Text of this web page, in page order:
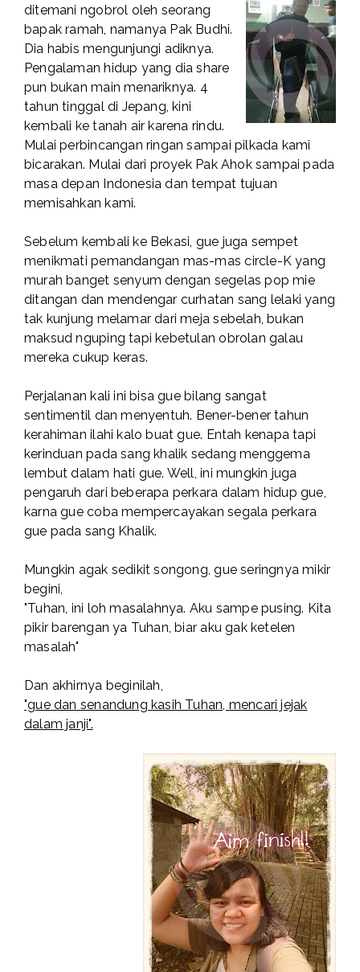
ditemani ngobrol oleh seorang
bapak ramah, namanya Pak Budhi.
Dia habis mengunjungi adiknya.
Pengalaman hidup yang dia share
pun bukan main menariknya. 4
tahun tinggal di Jepang, kini
kembali ke tanah air karena rindu.
Mulai perbincangan ringan sampai pilkada kami
bicarakan. Mulai dari proyek Pak Ahok sampai pada
masa depan Indonesia dan tempat tujuan
memisahkan kami.
Sebelum kembali ke Bekasi, gue juga sempet
menikmati pemandangan mas-mas circle-K yang
murah banget senyum dengan segelas pop mie
ditangan dan mendengar curhatan sang lelaki yang
tak kunjung melamar dari meja sebelah, bukan
maksud nguping tapi kebetulan obrolan galau
mereka cukup keras.
Perjalanan kali ini bisa gue bilang sangat
sentimentil dan menyentuh. Bener-bener tahun
kerahiman ilahi kalo buat gue. Entah kenapa tapi
kerinduan pada sang khalik sedang menggema
lembut dalam hati gue. Well, ini mungkin juga
pengaruh dari beberapa perkara dalam hidup gue,
karna gue coba mempercayakan segala perkara
gue pada sang Khalik.
Mungkin agak sedikit songong, gue seringnya mikir
begini,
"Tuhan, ini loh masalahnya. Aku sampe pusing. Kita
pikir barengan ya Tuhan, biar aku gak ketelen
masalah"
Dan akhirnya beginilah,
"gue dan senandung kasih Tuhan, mencari jejak
dalam janji".